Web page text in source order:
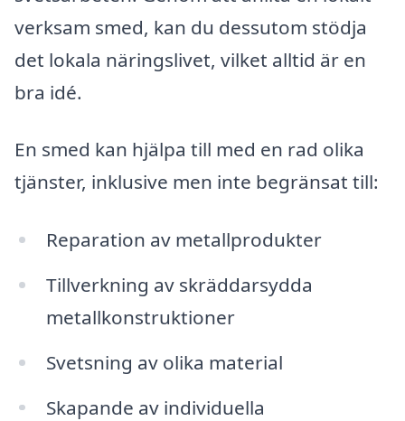
verksam smed, kan du dessutom stödja
det lokala näringslivet, vilket alltid är en
bra idé.
En smed kan hjälpa till med en rad olika
tjänster, inklusive men inte begränsat till:
Reparation av metallprodukter
Tillverkning av skräddarsydda
metallkonstruktioner
Svetsning av olika material
Skapande av individuella